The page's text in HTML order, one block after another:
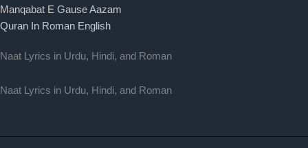
Manqabat E Gause Aazam
Quran In Roman English
Naat Lyrics in Urdu, Hindi, and Roman
Naat Lyrics in Urdu, Hindi, and Roman